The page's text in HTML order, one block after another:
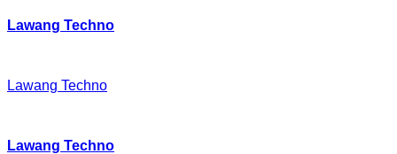
Lawang Techno
Lawang Techno
Lawang Techno